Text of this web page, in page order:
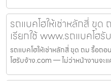
รถแบคโฮให้เช่าหลักสี่ ขุด
เรียกใช้ www.รถแบคโฮรั
รถแบคโฮให้เช่าหลักสี่ ขุด ถม รื้อถอ
โฮรับจ้าง.com — ไม่ว่าหน้างานจะ